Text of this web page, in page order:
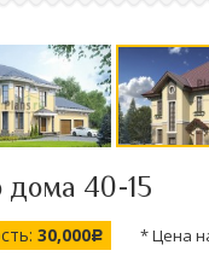
дома 40-15
30,000c * Цена